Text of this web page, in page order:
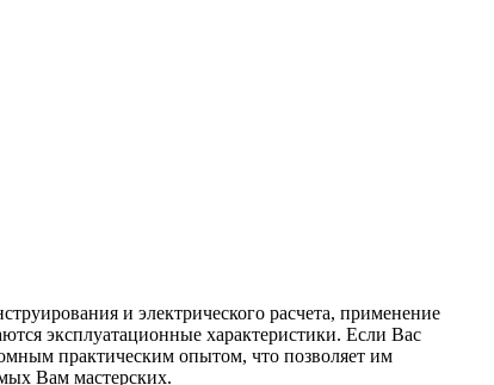
и электрического расчета, применение
эксплуатационные характеристики. Если Вас
практическим опытом, что позволяет им
Вам мастерских.